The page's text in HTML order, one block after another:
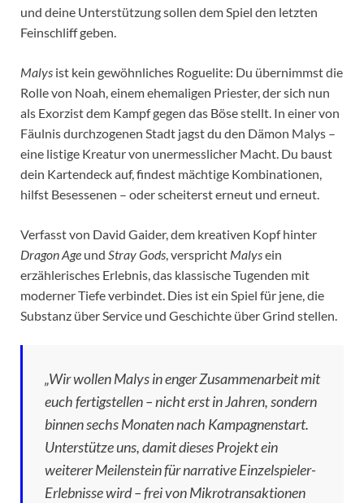
und deine Unterstützung sollen dem Spiel den letzten
Feinschliff geben.
Malys ist kein gewöhnliches Roguelite: Du übernimmst die
Rolle von Noah, einem ehemaligen Priester, der sich nun
als Exorzist dem Kampf gegen das Böse stellt. In einer von
Fäulnis durchzogenen Stadt jagst du den Dämon Malys –
eine listige Kreatur von unermesslicher Macht. Du baust
dein Kartendeck auf, findest mächtige Kombinationen,
hilfst Besessenen – oder scheiterst erneut und erneut.
Verfasst von David Gaider, dem kreativen Kopf hinter
Dragon Age und Stray Gods, verspricht Malysein
erzählerisches Erlebnis, das klassische Tugenden mit
moderner Tiefe verbindet. Dies ist ein Spiel für jene, die
Substanz über Service und Geschichte über Grind stellen.
„Wir wollenMalysin enger Zusammenarbeit mit
euch fertigstellen – nicht erst in Jahren, sondern
binnen sechs Monaten nach Kampagnenstart.
Unterstütze uns, damit dieses Projekt ein
weiterer Meilenstein für narrative Einzelspieler-
Erlebnisse wird – frei von Mikrotransaktionen